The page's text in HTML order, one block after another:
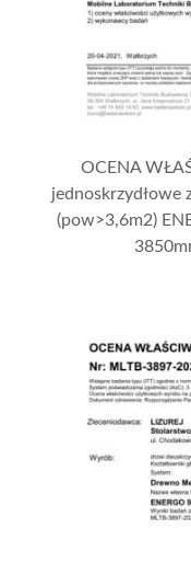
OCENA
jednoskrzydłowe
(pow>3,6m2)